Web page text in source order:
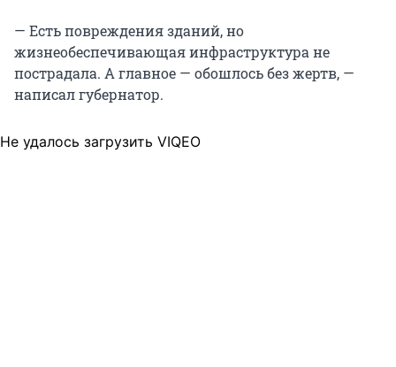
— Есть повреждения зданий, но
жизнеобеспечивающая инфраструктура не
пострадала. А главное — обошлось без жертв, —
написал губернатор.
Не удалось загрузить VIQEO